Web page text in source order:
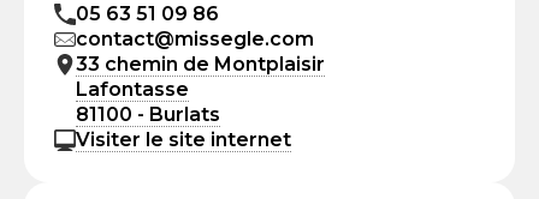
05 63 51 09 86
contact@missegle.com
33 chemin de Montplaisir
Lafontasse
81100 - Burlats
Visiter le site internet